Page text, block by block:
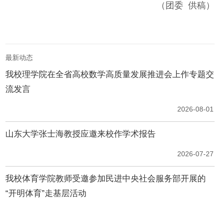
（团委 供稿）
最新动态